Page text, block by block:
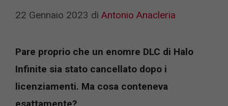
22 Gennaio 2023 di Antonio Anacleria
Pare proprio che un enomre DLC di Halo
Infinite sia stato cancellato dopo i
licenziamenti. Ma cosa conteneva
esattamente?